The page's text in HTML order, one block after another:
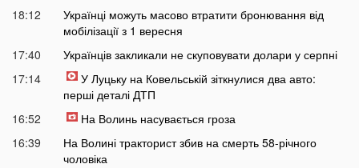
18:12
Українці можуть масово втратити бронювання від
мобілізації з 1 вересня
17:40
Українців закликали не скуповувати долари у серпні
17:14
У Луцьку на Ковельській зіткнулися два авто:
перші деталі ДТП
16:52
На Волинь насувається гроза
16:39
На Волині тракторист збив на смерть 58-річного
чоловіка